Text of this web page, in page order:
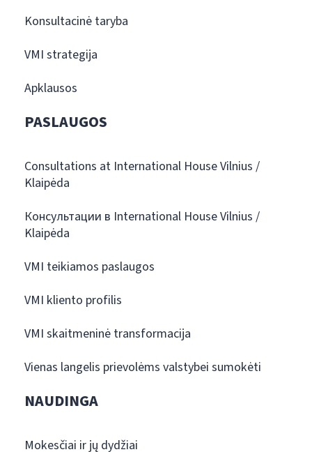
Konsultacinė taryba
VMI strategija
Apklausos
PASLAUGOS
Consultations at International House Vilnius /
Klaipėda
Консультации в International House Vilnius /
Klaipėda
VMI teikiamos paslaugos
VMI kliento profilis
VMI skaitmeninė transformacija
Vienas langelis prievolėms valstybei sumokėti
NAUDINGA
Mokesčiai ir jų dydžiai